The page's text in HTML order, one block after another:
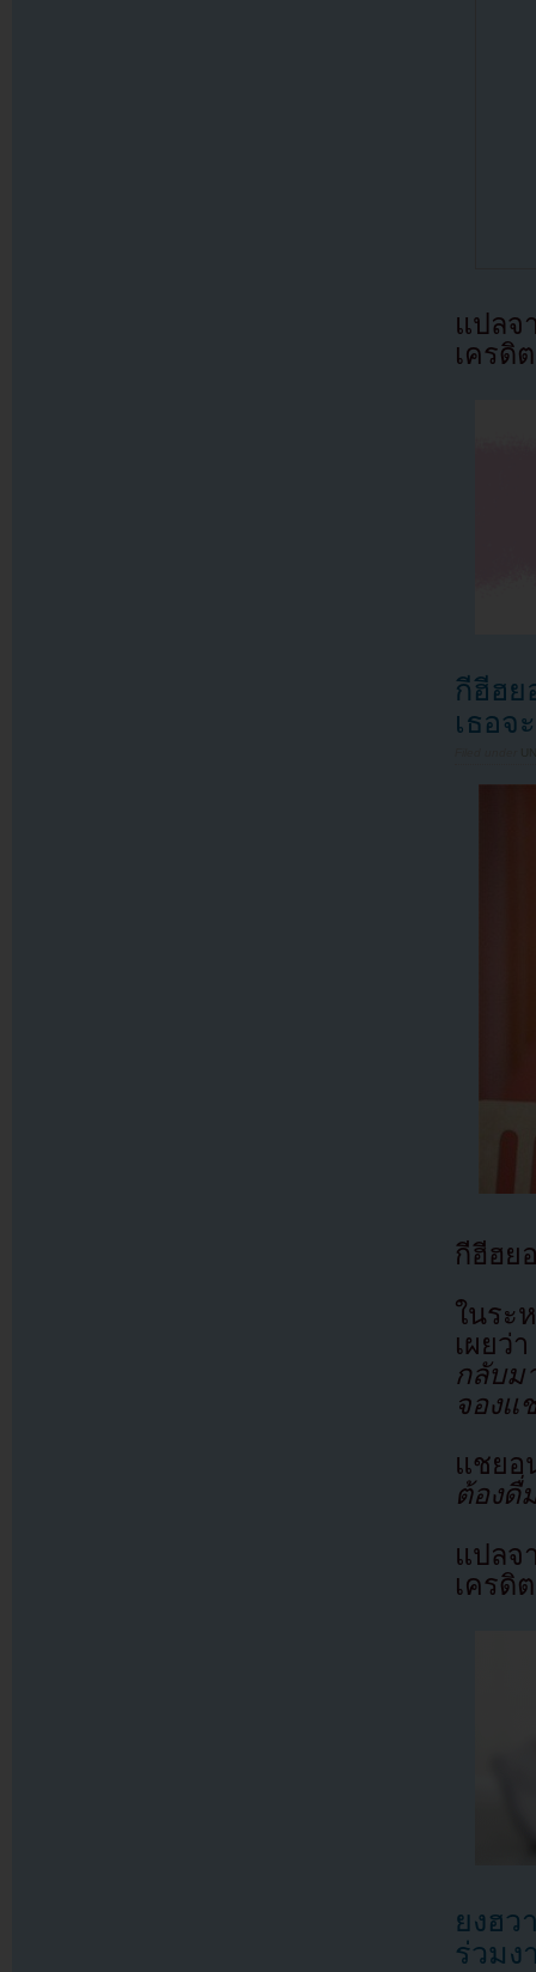
แปล
เครดิ
กีฮีฮย
เธอจ
กีฮีฮย
ในระ
เผย
กลับม
จองแ
แชย
ต้องดื่
แปล
เครดิ
ยงฮว
ร่วมง